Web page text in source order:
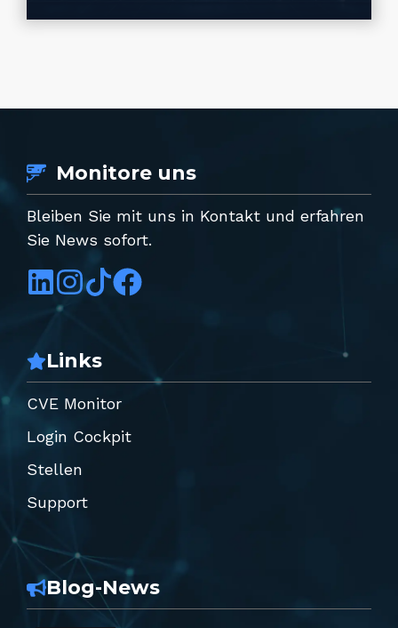
Monitore uns
Bleiben Sie mit uns in Kontakt und erfahren
Sie News sofort.
Links
CVE Monitor
Login Cockpit
Stellen
Support
Blog-News